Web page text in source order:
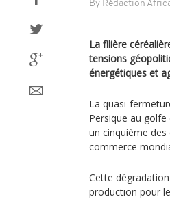
By Rédaction
La filière
tensions
énergétiques et
La quasi-
Persique au
un cinquième
commerce
Cette
production pour